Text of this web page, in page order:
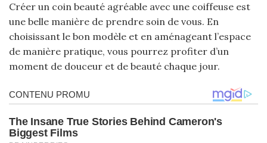
Créer un coin beauté agréable avec une coiffeuse est
une belle manière de prendre soin de vous. En
choisissant le bon modèle et en aménageant l’espace
de manière pratique, vous pourrez profiter d’un
moment de douceur et de beauté chaque jour.